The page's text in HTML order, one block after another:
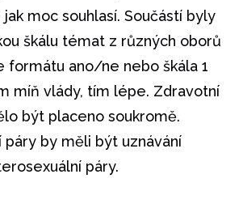
jak moc souhlasí. Součástí byly
škálu témat z různých oborů
formátu ano/ne nebo škála 1
míň vlády, tím lépe. Zdravotní
být placeno soukromě.
páry by měli být uznávání
páry.